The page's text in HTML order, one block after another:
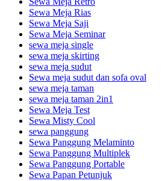
Sewa Meja Rias
Sewa Meja Saji
Sewa Meja Seminar
sewa meja single
sewa meja skirting
sewa meja sudut
Sewa meja sudut dan sofa oval
sewa meja taman
sewa meja taman 2in1
Sewa Meja Test
Sewa Misty Cool
sewa panggung
Sewa Panggung Melaminto
Sewa Panggung Multiplek
Sewa Panggung Portable
Sewa Papan Petunjuk